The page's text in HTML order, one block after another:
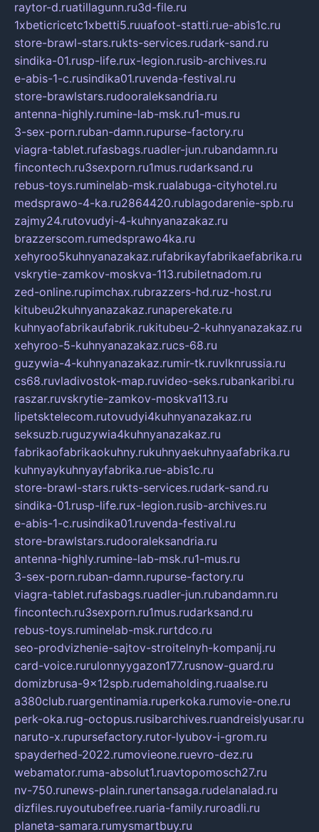
raytor-d.ruatillagunn.ru3d-file.ru
1xbeticricetc1xbetti5.ruuafoot-statti.rue-abis1c.ru
store-brawl-stars.rukts-services.rudark-sand.ru
sindika-01.rusp-life.rux-legion.rusib-archives.ru
e-abis-1-c.rusindika01.ruvenda-festival.ru
store-brawlstars.rudooraleksandria.ru
antenna-highly.rumine-lab-msk.ru1-mus.ru
3-sex-porn.ruban-damn.rupurse-factory.ru
viagra-tablet.rufasbags.ruadler-jun.rubandamn.ru
fincontech.ru3sexporn.ru1mus.rudarksand.ru
rebus-toys.ruminelab-msk.rualabuga-cityhotel.ru
medsprawo-4-ka.ru2864420.rublagodarenie-spb.ru
zajmy24.rutovudyi-4-kuhnyanazakaz.ru
brazzerscom.rumedsprawo4ka.ru
xehyroo5kuhnyanazakaz.rufabrikayfabrikaefabrika.ru
vskrytie-zamkov-moskva-113.rubiletnadom.ru
zed-online.rupimchax.rubrazzers-hd.ruz-host.ru
kitubeu2kuhnyanazakaz.runaperekate.ru
kuhnyaofabrikaufabrik.rukitubeu-2-kuhnyanazakaz.ru
xehyroo-5-kuhnyanazakaz.rucs-68.ru
guzywia-4-kuhnyanazakaz.rumir-tk.ruvlknrussia.ru
cs68.ruvladivostok-map.ruvideo-seks.rubankaribi.ru
raszar.ruvskrytie-zamkov-moskva113.ru
lipetsktelecom.rutovudyi4kuhnyanazakaz.ru
seksuzb.ruguzywia4kuhnyanazakaz.ru
fabrikaofabrikaokuhny.rukuhnyaekuhnyaafabrika.ru
kuhnyaykuhnyayfabrika.rue-abis1c.ru
store-brawl-stars.rukts-services.rudark-sand.ru
sindika-01.rusp-life.rux-legion.rusib-archives.ru
e-abis-1-c.rusindika01.ruvenda-festival.ru
store-brawlstars.rudooraleksandria.ru
antenna-highly.rumine-lab-msk.ru1-mus.ru
3-sex-porn.ruban-damn.rupurse-factory.ru
viagra-tablet.rufasbags.ruadler-jun.rubandamn.ru
fincontech.ru3sexporn.ru1mus.rudarksand.ru
rebus-toys.ruminelab-msk.rurtdco.ru
seo-prodvizhenie-sajtov-stroitelnyh-kompanij.ru
card-voice.rurulonnyygazon177.rusnow-guard.ru
domizbrusa-9x12spb.rudemaholding.ruaalse.ru
a380club.ruargentinamia.ruperkoka.rumovie-one.ru
perk-oka.rug-octopus.rusibarchives.ruandreislyusar.ru
naruto-x.rupursefactory.rutor-lyubov-i-grom.ru
spayderhed-2022.rumovieone.ruevro-dez.ru
webamator.ruma-absolut1.ruavtopomosch27.ru
nv-750.runews-plain.runertansaga.rudelanalad.ru
dizfiles.ruyoutubefree.ruaria-family.ruroadli.ru
planeta-samara.rumysmartbuy.ru